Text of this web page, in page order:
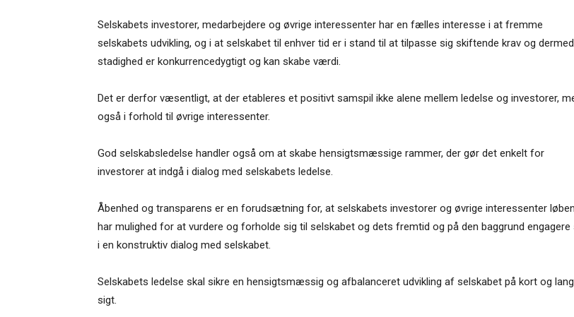
Selskabets investorer, medarbejdere og øvrige interessenter har en fælles interesse i at fremme
selskabets udvikling, og i at selskabet til enhver tid er i stand til at tilpasse sig skiftende krav og dermed
stadighed er konkurrencedygtigt og kan skabe værdi.
Det er derfor væsentligt, at der etableres et positivt samspil ikke alene mellem ledelse og investorer,
også i forhold til øvrige interessenter.
God selskabsledelse handler også om at skabe hensigtsmæssige rammer, der gør det enkelt for
investorer at indgå i dialog med selskabets ledelse.
Åbenhed og transparens er en forudsætning for, at selskabets investorer og øvrige interessenter
har mulighed for at vurdere og forholde sig til selskabet og dets fremtid og på den baggrund engagere
i en konstruktiv dialog med selskabet.
Selskabets ledelse skal sikre en hensigtsmæssig og afbalanceret udvikling af selskabet på kort og lang
sigt.